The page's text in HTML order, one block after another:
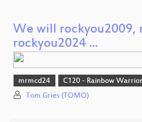
We will rockyou2009,
rockyou2024 ...
mrmcd24 C120 - Rainbow Warrior
Tom Gries (TOMO)